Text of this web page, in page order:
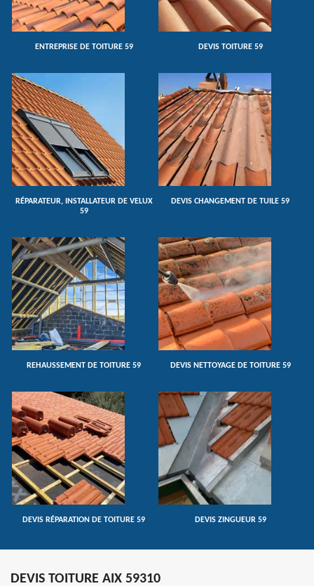
ENTREPRISE DE TOITURE 59 DEVIS TOITURE 59
RÉPARATEUR, INSTALLATEUR DE VELUX
59
DEVIS CHANGEMENT DE TUILE 59
REHAUSSEMENT DE TOITURE 59 DEVIS NETTOYAGE DE TOITURE 59
DEVIS RÉPARATION DE TOITURE 59 DEVIS ZINGUEUR 59
DEVIS TOITURE AIX 59310